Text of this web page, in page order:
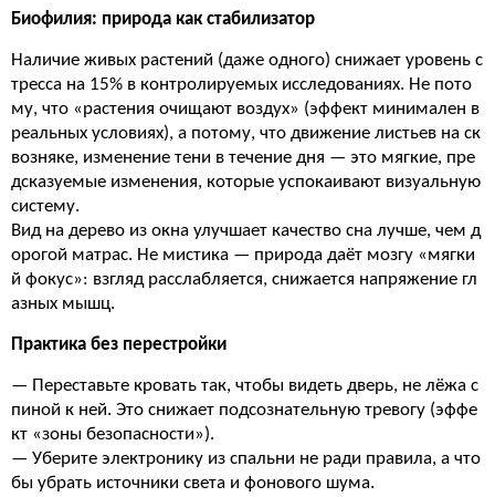
Биофилия: природа как стабилизатор
Наличие живых растений (даже одного) снижает уровень с
тресса на 15% в контролируемых исследованиях. Не пото
му, что «растения очищают воздух» (эффект минимален в
реальных условиях), а потому, что движение листьев на ск
возняке, изменение тени в течение дня — это мягкие, пре
дсказуемые изменения, которые успокаивают визуальную
систему.
Вид на дерево из окна улучшает качество сна лучше, чем д
орогой матрас. Не мистика — природа даёт мозгу «мягки
й фокус»: взгляд расслабляется, снижается напряжение гл
азных мышц.
Практика без перестройки
— Переставьте кровать так, чтобы видеть дверь, не лёжа с
пиной к ней. Это снижает подсознательную тревогу (эффе
кт «зоны безопасности»).
— Уберите электронику из спальни не ради правила, а что
бы убрать источники света и фонового шума.